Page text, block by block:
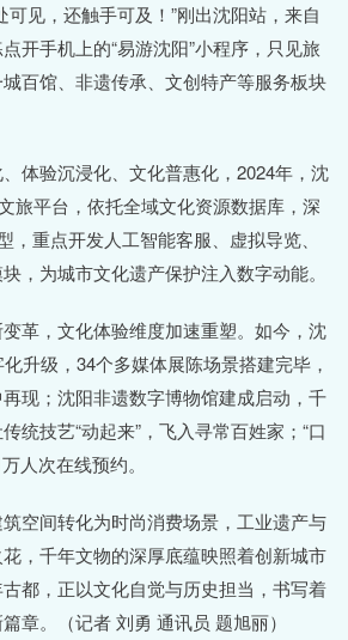
见，还触手可及！”刚出沈阳站，来自
开手机上的“易游沈阳”小程序，只见旅
百馆、非遗传承、文创特产等服务板块
验沉浸化、文化普惠化，2024年，沈
旅平台，依托全域文化资源数据库，深
，重点开发人工智能客服、虚拟导览、
，为城市文化遗产保护注入数字动能。
，文化体验维度加速重塑。如今，沈
升级，34个多媒体展陈场景搭建完毕，
现；沈阳非遗数字博物馆建成启动，千
统技艺“动起来”，飞入寻常百姓家；“口
人次在线预约。
间转化为时尚消费场景，工业遗产与
，千年文物的深厚底蕴映照着创新城市
都，正以文化自觉与历史担当，书写着
章。（记者 刘勇 通讯员 题旭丽）